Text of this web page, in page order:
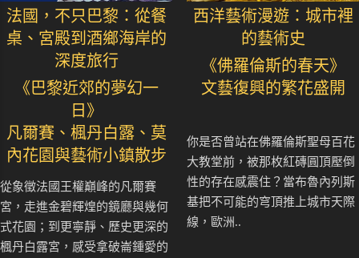
法國，不只巴黎：從餐
桌、宮殿到酒鄉海岸的
深度旅行
《巴黎近郊的夢幻一
日》
凡爾賽、楓丹白露、莫
內花園與藝術小鎮散步
從象徵法國王權巔峰的凡爾賽
宮，走進金碧輝煌的鏡廳與幾何
式花園；到更寧靜、歷史更深的
楓丹白露宮，感受拿破崙鍾愛的
西洋藝術漫遊：城市裡
的藝術史
《佛羅倫斯的春天》
文藝復興的繁花盛開
你是否曾站在佛羅倫斯聖母百花
大教堂前，被那枚紅磚圓頂壓倒
性的存在感震住？當布魯內列斯
基把不可能的穹頂推上城市天際
線，歐洲..